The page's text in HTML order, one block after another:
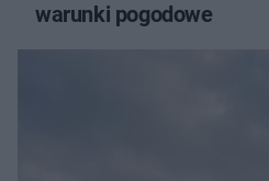
warunki pogodowe